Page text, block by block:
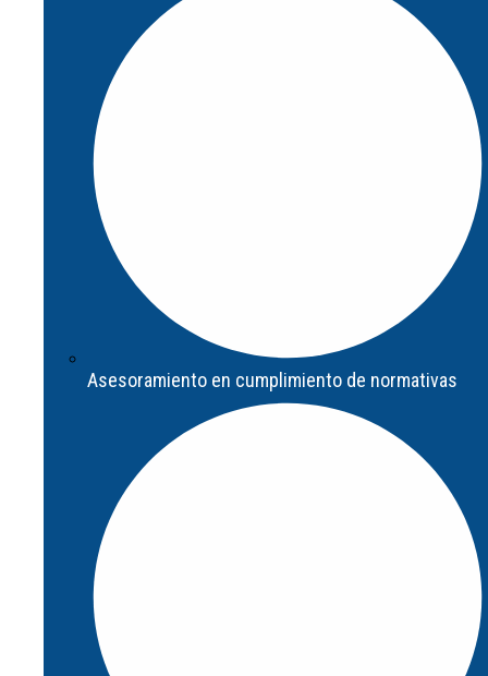
Homologación de equipos de seguridad
Asesoramiento en cumplimiento de normativas
Asesoramiento en cumplimiento de normativas